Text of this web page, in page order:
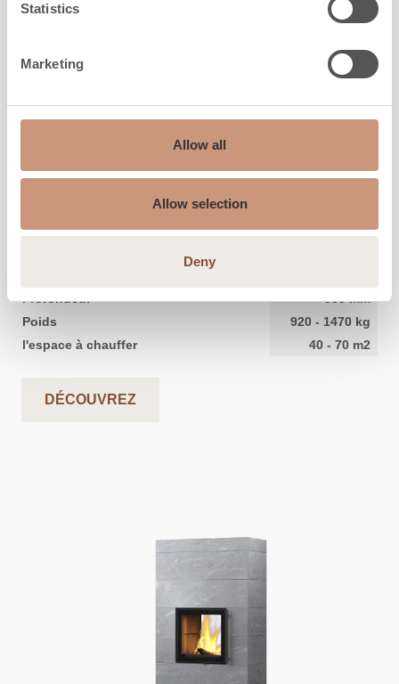
Statistics
Marketing
Allow all
Allow selection
Deny
Profondeur
550mm
Poids
920 - 1470 kg
l'espace à chauffer
40 - 70 m2
DÉCOUVREZ